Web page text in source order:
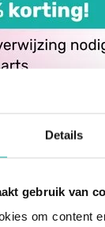
Details
gebruik van
om content